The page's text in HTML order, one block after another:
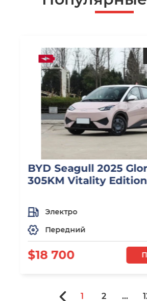
BYD Seagull 2025
305KM Vitality Edition
Электро
Передний
$18 700
1 2 ...